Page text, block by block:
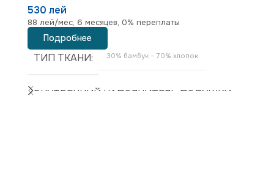
530 лей
88 лей/мес, 6 месяцев, 0% переплаты
Подробнее
ТИП ТКАНИ 30% бамбук – 70% хлопок
ВНУТРЕННИЙ НАПОЛНИТЕЛЬ ПОДУШКИ